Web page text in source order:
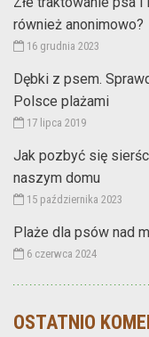
również anonimowo?
16 grudnia 2023
Dębki z psem.
Polsce plażami
17 lipca 2019
Jak pozbyć się
naszym domu
15 października 2023
Plaże dla psów nad
6 czerwca 2024
OSTATNIO